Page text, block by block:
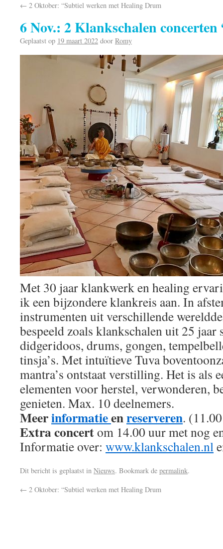
← 2 Oktober: “Subtiel werken met Healing Drum
6 Nov.: 2 Klankschalen
Geplaatst op 19 maart 2022 door Romy
Met 30 jaar klankwerk en healing
ik een bijzondere klankreis aan. In
instrumenten uit verschillende
bespeeld zoals klankschalen uit 25 jaar
didgeridoos, drums, gongen,
tinsja’s. Met intuïtieve Tuva
mantra’s ontstaat verstilling. Het is als
elementen voor herstel, verwonderen,
genieten. Max. 10 deelnemers.
Meerinformatieenreserveren.
Extra concertom 14.00 uur met nog
Informatie over: www.klankschalen.nl
Dit bericht is geplaatst in Nieuws. Bookmark de permalink.
← 2 Oktober: “Subtiel werken met Healing Drum